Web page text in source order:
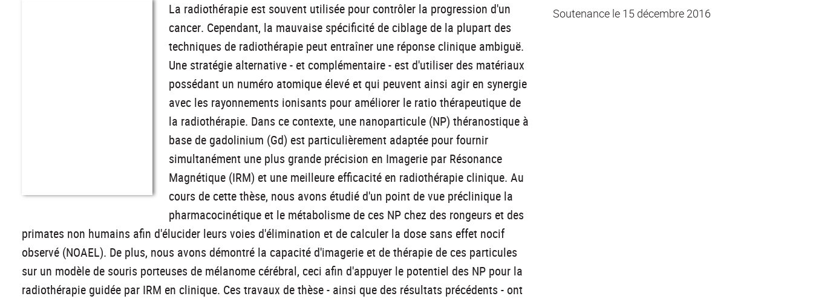
La radiothérapie est souvent utilisée pour contrôler la progression d'un
cancer. Cependant, la mauvaise spécificité de ciblage de la plupart des
techniques de radiothérapie peut entraîner une réponse clinique ambiguë.
Une stratégie alternative - et complémentaire - est d'utiliser des matériaux
possédant un numéro atomique élevé et qui peuvent ainsi agir en synergie
avec les rayonnements ionisants pour améliorer le ratio thérapeutique de
la radiothérapie. Dans ce contexte, une nanoparticule (NP) théranostique à
base de gadolinium (Gd) est particulièrement adaptée pour fournir
simultanément une plus grande précision en Imagerie par Résonance
Magnétique (IRM) et une meilleure efficacité en radiothérapie clinique. Au
cours de cette thèse, nous avons étudié d'un point de vue préclinique la
pharmacocinétique et le métabolisme de ces NP chez des rongeurs et des
primates non humains afin d'élucider leurs voies d'élimination et de calculer la dose sans effet nocif
observé (NOAEL). De plus, nous avons démontré la capacité d'imagerie et de thérapie de ces particules
sur un modèle de souris porteuses de mélanome cérébral, ceci afin d'appuyer le potentiel des NP pour la
radiothérapie guidée par IRM en clinique. Ces travaux de thèse - ainsi que des résultats précédents - ont
Soutenance le 15 décembre 2016